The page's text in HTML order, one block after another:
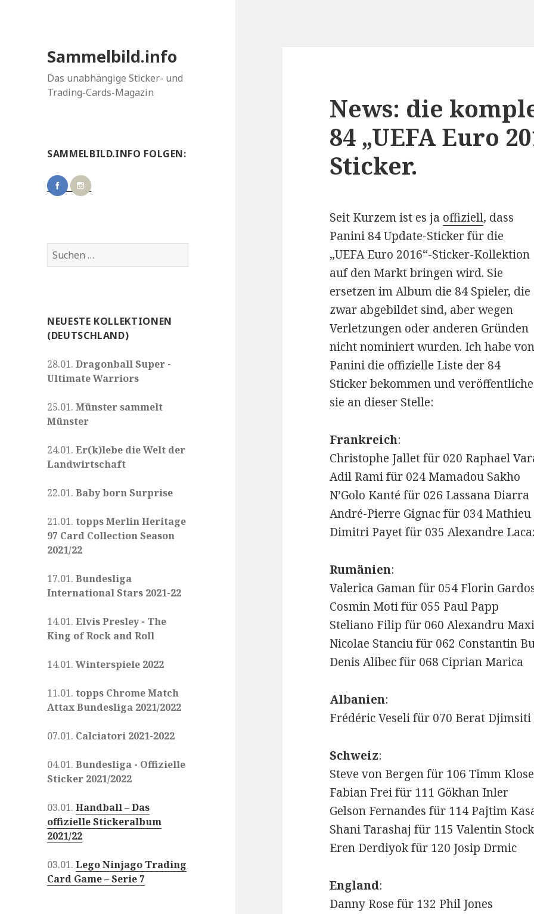
Sammelbild.info
Das unabhängige Sticker- und
Trading-Cards-Magazin
SAMMELBILD.INFO FOLGEN:
Suchen
nach:
NEUESTE KOLLEKTIONEN
(DEUTSCHLAND)
28.01.Dragonball Super -
Ultimate Warriors
25.01.Münster sammelt
Münster
24.01.Er(k)lebe die Welt der
Landwirtschaft
22.01.Baby born Surprise
21.01.topps Merlin Heritage
97 Card Collection Season
2021/22
17.01.Bundesliga
International Stars 2021-22
14.01.Elvis Presley - The
King of Rock and Roll
14.01.Winterspiele 2022
11.01.topps Chrome Match
Attax Bundesliga 2021/2022
07.01. Calciatori 2021-2022
04.01.Bundesliga - Offizielle
Sticker 2021/2022
03.01.Handball – Das
offizielle Stickeralbum
2021/22
03.01.Lego Ninjago Trading
Card Game – Serie 7
News: die
84 „UEFA Euro
Sticker.
Seit Kurzem ist es ja offiziell, dass
Panini 84 Update-Sticker für die
„UEFA Euro 2016“-Sticker-Kollektion
auf den Markt bringen wird. Sie
ersetzen im Album die 84 Spieler, die
zwar abgebildet sind, aber wegen
Verletzungen oder anderen Gründen
nicht nominiert wurden. Ich habe von
Panini die offizielle Liste der 84
Sticker bekommen und veröffentliche
sie an dieser Stelle:
Frankreich:
Christophe Jallet für 020 Raphael
Adil Rami für 024 Mamadou Sakho
N’Golo Kanté für 026 Lassana Diarra
André-Pierre Gignac für 034 Mathieu
Dimitri Payet für 035 Alexandre
Rumänien:
Valerica Gaman für 054 Florin
Cosmin Moti für 055 Paul Papp
Steliano Filip für 060 Alexandru
Nicolae Stanciu für 062 Constantin
Denis Alibec für 068 Ciprian Marica
Albanien:
Frédéric Veseli für 070 Berat Djimsiti
Schweiz:
Steve von Bergen für 106 Timm Klose
Fabian Frei für 111 Gökhan Inler
Gelson Fernandes für 114 Pajtim
Shani Tarashaj für 115 Valentin
Eren Derdiyok für 120 Josip Drmic
England:
Danny Rose für 132 Phil Jones